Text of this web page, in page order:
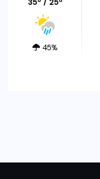
35º / 25º
45%